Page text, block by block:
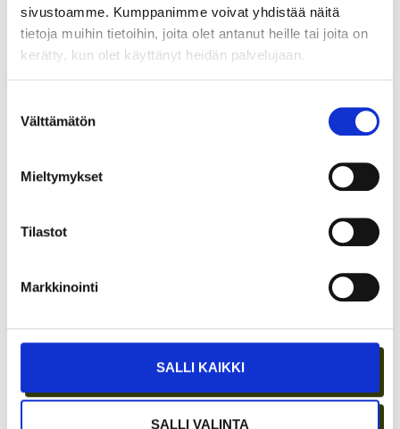
sivustoamme. Kumppanimme voivat yhdistää näitä
tietoja muihin tietoihin, joita olet antanut heille tai joita on
kerätty, kun olet käyttänyt heidän palvelujaan.
valinta
Välttämätön
Mieltymykset
Tilastot
Markkinointi
SALLI KAIKKI
SALLI VALINTA
ASIAKASYMMÄRRYS SYNTYY IHMISTEN
MYYNTI